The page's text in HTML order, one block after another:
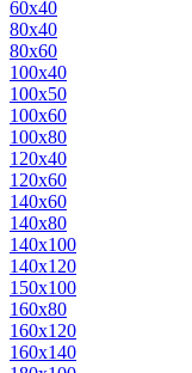
60х40
80х40
80х60
100х40
100х50
100х60
100х80
120х40
120х60
140х60
140х80
140х100
140х120
150х100
160х80
160х120
160х140